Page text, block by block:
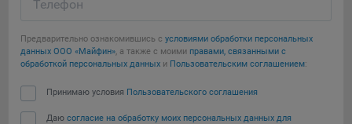
Телефон
Предварительно ознакомившись с условиями обработки персональных
данных ООО «Майфин», а также с моими правами, связанными с
обработкой персональных данных и Пользовательским соглашением:
Принимаю условия Пользовательского соглашения
Даю согласие на обработку моих персональных данных для